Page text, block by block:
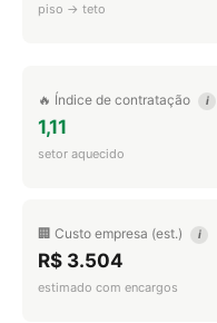
piso → teto
🔥 Índice de contratação i
1,11
setor aquecido
🏢 Custo empresa (est.) i
R$ 3.504
estimado com encargos